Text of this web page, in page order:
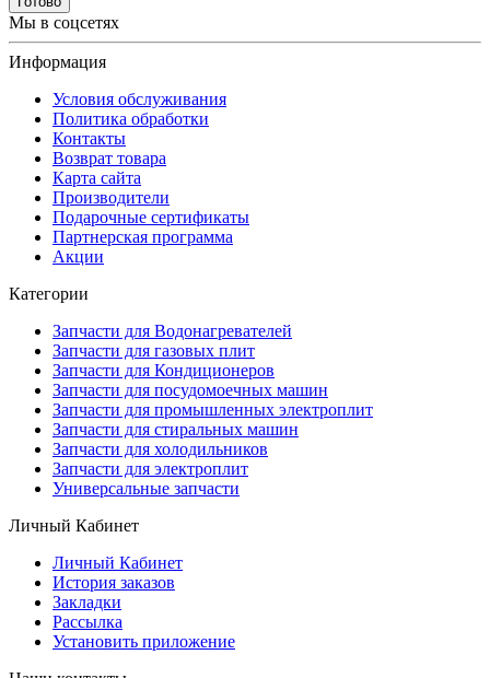
Мы в соцсетях
Информация
Условия обслуживания
Политика обработки
Контакты
Возврат товара
Карта сайта
Производители
Подарочные сертификаты
Партнерская программа
Акции
Категории
Запчасти для Водонагревателей
Запчасти для газовых плит
Запчасти для Кондиционеров
Запчасти для посудомоечных машин
Запчасти для промышленных электроплит
Запчасти для стиральных машин
Запчасти для холодильников
Запчасти для электроплит
Универсальные запчасти
Личный Кабинет
Личный Кабинет
История заказов
Закладки
Рассылка
Установить приложение